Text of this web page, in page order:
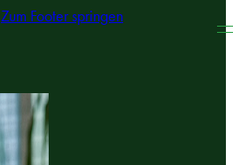
Zum Footer springen